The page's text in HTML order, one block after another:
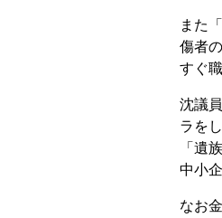
また
傷者
すぐ
沈議
ラを
「遺
中小
なお